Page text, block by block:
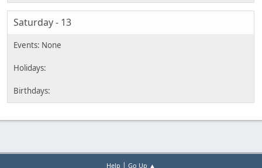
Saturday - 13
Help | Go Up ▲